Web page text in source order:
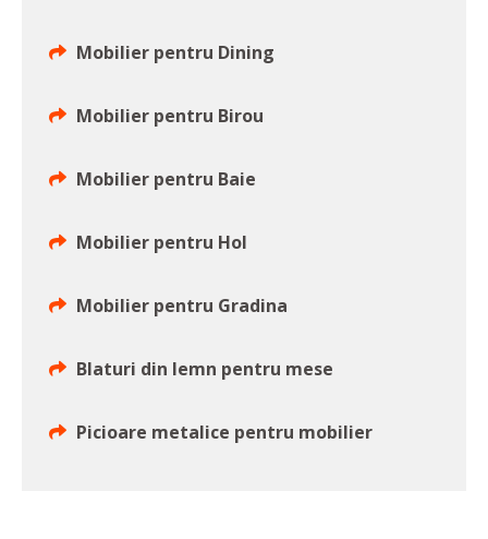
Mobilier pentru Dining
Mobilier pentru Birou
Mobilier pentru Baie
Mobilier pentru Hol
Mobilier pentru Gradina
Blaturi din lemn pentru mese
Picioare metalice pentru mobilier